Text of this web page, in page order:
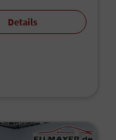
Details